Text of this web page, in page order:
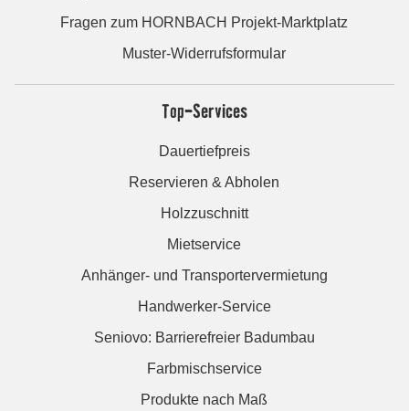
Fragen zum HORNBACH Projekt-Marktplatz
Muster-Widerrufsformular
Top-Services
Dauertiefpreis
Reservieren & Abholen
Holzzuschnitt
Mietservice
Anhänger- und Transportervermietung
Handwerker-Service
Seniovo: Barrierefreier Badumbau
Farbmischservice
Produkte nach Maß